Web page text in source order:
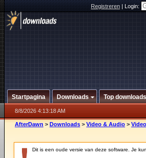
Registreren|Login:
Startpagina Downloads Top downloads
8/8/2026 4:13:18 AM
AfterDawn > Downloads > Video & Audio >
Dit is een oude versie van deze software. Je